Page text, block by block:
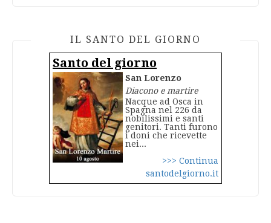
IL SANTO DEL GIORNO
Santo del giorno
San Lorenzo
Diacono e martire
Nacque ad Osca in
Spagna nel 226 da
nobilissimi e santi
genitori. Tanti furono
i doni che ricevette
nei...
>>> Continua
santodelgiorno.it